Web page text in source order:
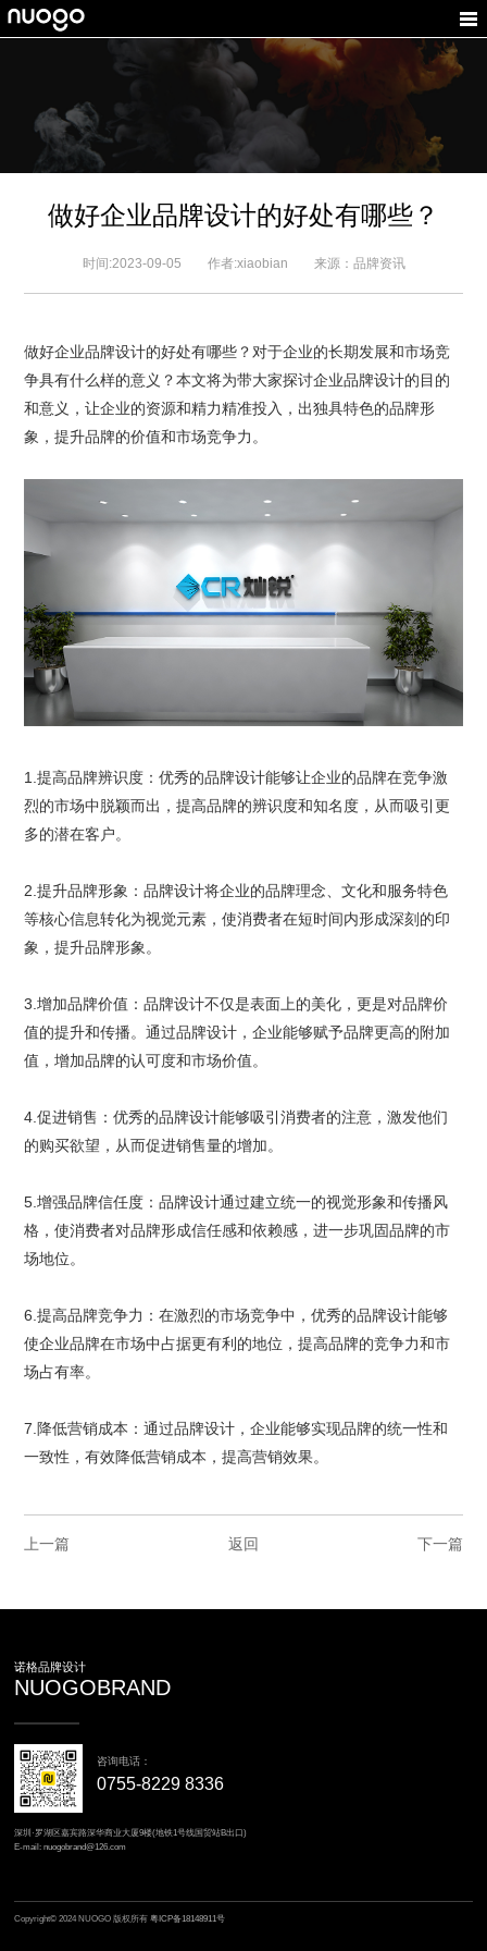
做好企业品牌设计的好处有哪些？
时间:2023-09-05 作者:xiaobian 来源：品牌资讯
做好企业品牌设计的好处有哪些？对于企业的长期发展和市场竞
争具有什么样的意义？本文将为带大家探讨企业品牌设计的目的
和意义，让企业的资源和精力精准投入， 出独具特色的品牌形
象，提升品牌的价值和市场竞争力。
1.提高品牌辨识度：优秀的品牌设计能够让企业的品牌在竞争激
烈的市场中脱颖而出，提高品牌的辨识度和知名度，从而吸引更
多的潜在客户。
2.提升品牌形象：品牌设计将企业的品牌理念、文化和服务特色
等核心信息转化为视觉元素，使消费者在短时间内形成深刻的印
象，提升品牌形象。
3.增加品牌价值：品牌设计不仅是表面上的美化，更是对品牌价
值的提升和传播。通过品牌设计，企业能够赋予品牌更高的附加
值，增加品牌的认可度和市场价值。
4.促进销售：优秀的品牌设计能够吸引消费者的注意，激发他们
的购买欲望，从而促进销售量的增加。
5.增强品牌信任度：品牌设计通过建立统一的视觉形象和传播风
格，使消费者对品牌形成信任感和依赖感，进一步巩固品牌的市
场地位。
6.提高品牌竞争力：在激烈的市场竞争中，优秀的品牌设计能够
使企业品牌在市场中占据更有利的地位，提高品牌的竞争力和市
场占有率。
7.降低营销成本：通过品牌设计，企业能够实现品牌的统一性和
一致性，有效降低营销成本，提高营销效果。
上一篇 下一篇
返回
诺格品牌设计
NUOGOBRAND
咨询电话：
0755-8229 8336
深圳·罗湖区嘉宾路深华商业大厦9楼(地铁1号线国贸站B出口)
E-mail: nuogobrand@126.com
Copyright© 2024 NUOGO 版权所有粤ICP备18148911号